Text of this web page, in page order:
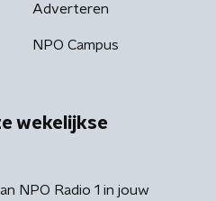
Adverteren
NPO Campus
wekelijkse
NPO Radio 1 in jouw